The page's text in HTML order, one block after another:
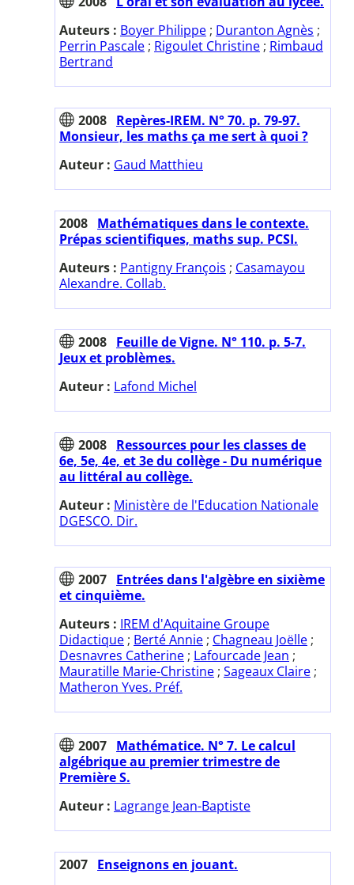
Auteurs : Boyer Philippe ; Duranton Agnès ;
Perrin Pascale ; Rigoulet Christine ; Rimbaud
Bertrand
2008 Repères-IREM. N° 70. p. 79-97.
Monsieur, les maths ça me sert à quoi ?
Auteur : Gaud Matthieu
2008 Mathématiques dans le contexte.
Prépas scientifiques, maths sup. PCSI.
Auteurs : Pantigny François ; Casamayou
Alexandre. Collab.
2008 Feuille de Vigne. N° 110. p. 5-7.
Jeux et problèmes.
Auteur : Lafond Michel
2008 Ressources pour les classes de
6e, 5e, 4e, et 3e du collège - Du numérique
au littéral au collège.
Auteur : Ministère de l'Education Nationale
DGESCO. Dir.
2007 Entrées dans l'algèbre en sixième
et cinquième.
Auteurs : IREM d'Aquitaine Groupe
Didactique ; Berté Annie ; Chagneau Joëlle ;
Desnavres Catherine ; Lafourcade Jean ;
Mauratille Marie-Christine ; Sageaux Claire ;
Matheron Yves. Préf.
2007 Mathématice. N° 7. Le calcul
algébrique au premier trimestre de
Première S.
Auteur : Lagrange Jean-Baptiste
2007 Enseignons en jouant.